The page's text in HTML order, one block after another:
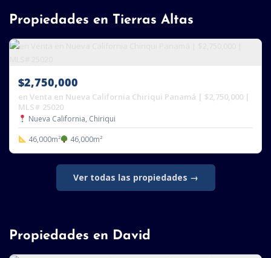
Propiedades en Tierras Altas
$2,750,000
en Venta en Nueva California Chiriqui Panamá | $2,750,000 |
MLS# 25020
Nueva California, Chiriqui
46,000m²
46,000m²
Ver todas las propiedades →
Propiedades en David